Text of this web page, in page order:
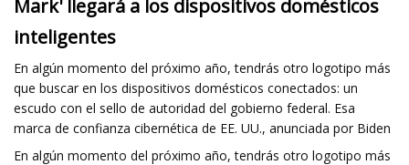
Mark' llegará a los dispositivos domésticos
inteligentes
En algún momento del próximo año, tendrás otro logotipo más
que buscar en los dispositivos domésticos conectados: un
escudo con el sello de autoridad del gobierno federal. Esa
marca de confianza cibernética de EE. UU., anunciada por Biden
En algún momento del próximo año, tendrás otro logotipo más